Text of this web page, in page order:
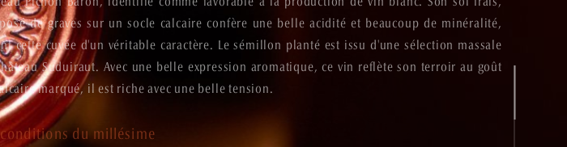
MES TE RR OI R GAL ERIE CONTACT
de graves sur un socle calcaire confère une belle acidité et beaucoup de minéralité,
cette cuvée d'un véritable caractère. Le sémillon planté est issu d'une sélection massale
Suduiraut. Avec une belle expression aromatique, ce vin reflète son terroir au goût
marqué, il est riche avec une belle tension.
conditions du millésime